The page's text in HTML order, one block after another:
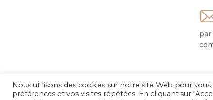
par
Nous utilisons des cookies sur notre site Web pour
préférences et vos visites répétées. En cliquant sur